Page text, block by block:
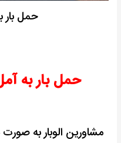
حمل بار
حمل بار به
مشاورین الوبار به